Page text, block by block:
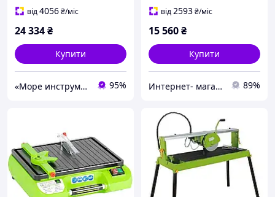
від4056₴/міс
24 334₴
Купити
«Море инструментов» 95%
від2593₴/міс
15 560₴
Купити
Интернет- магазин "AKB-OK" 89%